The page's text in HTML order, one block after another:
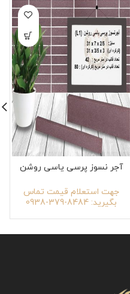
آجر نسوز پرسی یاسی روشن
جهت استعلام قیمت تماس
بگیرید: 8484-379-0938